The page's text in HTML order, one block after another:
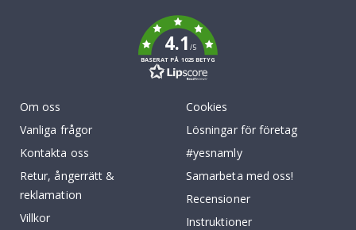
4.1/5
BASERAT PÅ 1025 BETYG
Om oss
Vanliga frågor
Kontakta oss
Retur, ångerrätt &
reklamation
Villkor
Cookies
Lösningar för företag
#yesnamly
Samarbeta med oss!
Recensioner
Instruktioner